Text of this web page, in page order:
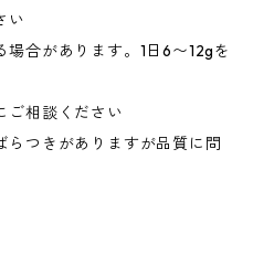
い
場合があります。1日6〜12gを
ご相談ください
らつきがありますが品質に問